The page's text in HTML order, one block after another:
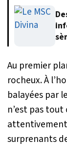
Au premier
rocheux. À
balayées par
n’est pas tout
surprenants